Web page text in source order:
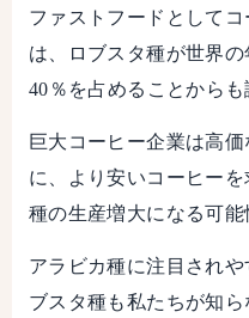
ファストフードとして
は、ロブスタ種が世界
40％を占めることからも
巨大コーヒー企業は高
に、より安いコーヒー
種の生産増大になる可能
アラビカ種に注目され
ブスタ種も私たちが知